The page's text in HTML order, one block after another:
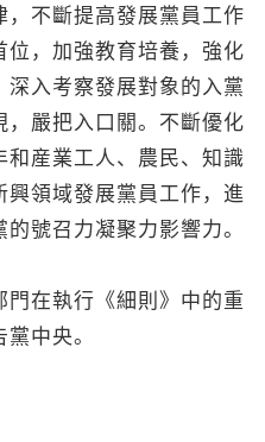
不斷提高發展黨員工作
位，加強教育培養，強化
入考察發展對象的入黨
嚴把入口關。不斷優化
和産業工人、農民、知識
興領域發展黨員工作，進
號召力凝聚力影響力。
在執行《細則》中的重
中央。